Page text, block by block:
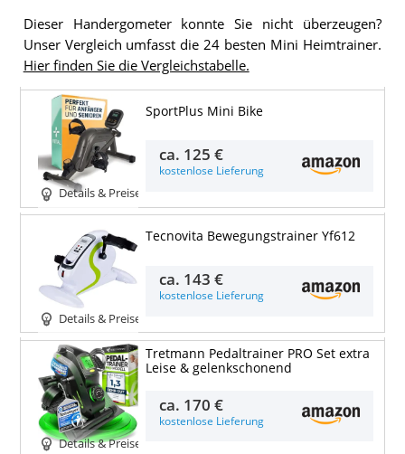
Dieser Handergometer konnte Sie nicht überzeugen?
Unser Vergleich umfasst die 24 besten Mini Heimtrainer.
Hier finden Sie die Vergleichstabelle.
Details & Preise
SportPlus Mini Bike
ca. 125 €
kostenlose Lieferung
Details & Preise
Tecnovita Bewegungstrainer Yf612
ca. 143 €
kostenlose Lieferung
Details & Preise
Tretmann Pedaltrainer PRO Set extra
Leise & gelenkschonend
ca. 170 €
kostenlose Lieferung